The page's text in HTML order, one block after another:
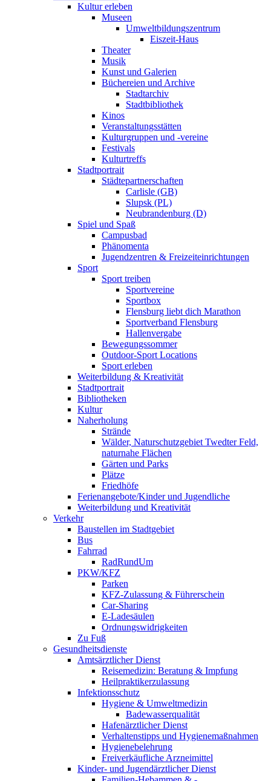
Kultur erleben
Museen
Umweltbildungszentrum
Eiszeit-Haus
Theater
Musik
Kunst und Galerien
Büchereien und Archive
Stadtarchiv
Stadtbibliothek
Kinos
Veranstaltungsstätten
Kulturgruppen und -vereine
Festivals
Kulturtreffs
Stadtportrait
Städtepartnerschaften
Carlisle (GB)
Slupsk (PL)
Neubrandenburg (D)
Spiel und Spaß
Campusbad
Phänomenta
Jugendzentren & Freizeiteinrichtungen
Sport
Sport treiben
Sportvereine
Sportbox
Flensburg liebt dich Marathon
Sportverband Flensburg
Hallenvergabe
Bewegungssommer
Outdoor-Sport Locations
Sport erleben
Weiterbildung & Kreativität
Stadtportrait
Bibliotheken
Kultur
Naherholung
Strände
Wälder, Naturschutzgebiet Twedter Feld,
naturnahe Flächen
Gärten und Parks
Plätze
Friedhöfe
Ferienangebote/Kinder und Jugendliche
Weiterbildung und Kreativität
Verkehr
Baustellen im Stadtgebiet
Bus
Fahrrad
RadRundUm
PKW/KFZ
Parken
KFZ-Zulassung & Führerschein
Car-Sharing
E-Ladesäulen
Ordnungswidrigkeiten
Zu Fuß
Gesundheitsdienste
Amtsärztlicher Dienst
Reisemedizin: Beratung & Impfung
Heilpraktikerzulassung
Infektionsschutz
Hygiene & Umweltmedizin
Badewasserqualität
Hafenärztlicher Dienst
Verhaltenstipps und Hygienemaßnahmen
Hygienebelehrung
Freiverkäufliche Arzneimittel
Kinder- und Jugendärztlicher Dienst